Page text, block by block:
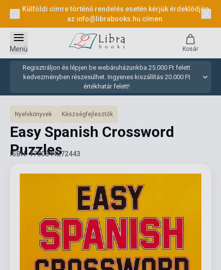
Külföldi címre történő rendelés esetén kérjük érdeklődjön
az info@librabooks.hu címen.
Regisztráljon és lépjen be webáruházunkba 25.000 Ft felett
kedvezményben részesülhet. Ingyenes kiszállítás 20.000 Ft
értékhatár felett!
Menü Kosár
Nyelvkönyvek Készségfejlesztők
Easy Spanish Crossword
Puzzles
ISBN: 9780844272443